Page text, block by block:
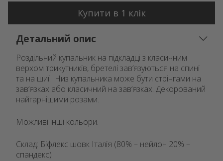
Купити в 1 клік
Детальний опис
Роздільний купальник на підкладці з класичним
верхом трикутників, бретелі зав’язуються на спині
та на шиї. Низ купальника може бути стрінгами на
зав’язках або класичний на зав‘язках. Декорований
найгарнішими розами.
Можливі інші кольори.
Склад: Біфлекс шовк Італія (80% – нейлон 20% –
спандекс)